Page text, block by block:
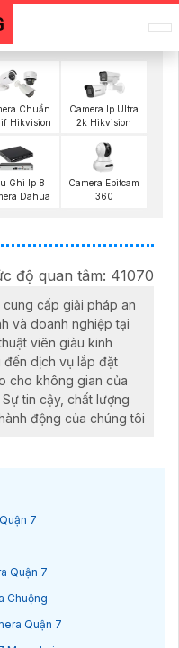
Chuẩn
Hikvision
Camera Ip Ultra
2k Hikvision
Ghi Ip 8
Dahua
Camera Ebitcam
360
độ quan tâm: 41070
cấp giải pháp an
và doanh nghiệp tại
viên giàu kinh
đến dịch vụ lắp đặt
cho không gian của
tin cậy, chất lượng
động của chúng tôi
7
Quận 7
Chuộng
Quận 7